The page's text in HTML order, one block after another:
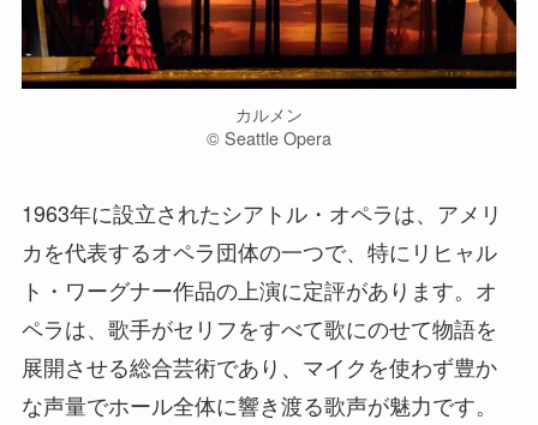
カルメン
©️ Seattle Opera
1963年に設立されたシアトル・オペラは、アメリ
カを代表するオペラ団体の一つで、特にリヒャル
ト・ワーグナー作品の上演に定評があります。オ
ペラは、歌手がセリフをすべて歌にのせて物語を
展開させる総合芸術であり、マイクを使わず豊か
な声量でホール全体に響き渡る歌声が魅力です。